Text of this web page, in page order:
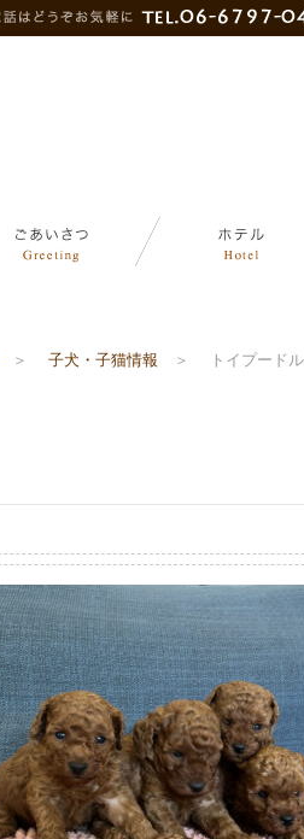
＞ 子犬・子猫情報 ＞ トイプード